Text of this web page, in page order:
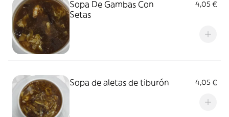
Sopa De Gambas Con
Setas
4,05 €
Sopa de aletas de tiburón 4,05 €